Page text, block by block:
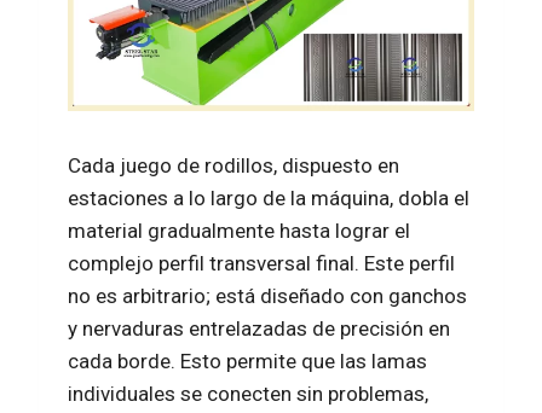
Cada juego de rodillos, dispuesto en
estaciones a lo largo de la máquina, dobla el
material gradualmente hasta lograr el
complejo perfil transversal final. Este perfil
no es arbitrario; está diseñado con ganchos
y nervaduras entrelazadas de precisión en
cada borde. Esto permite que las lamas
individuales se conecten sin problemas,